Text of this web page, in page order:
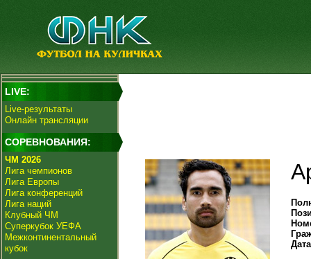
LIVE:
Live-результаты
Онлайн трансляции
СОРЕВНОВАНИЯ:
ЧМ 2026
Лига чемпионов
Лига Европы
Лига конференций
Лига наций
Клубный ЧМ
Суперкубок УЕФА
Межконтинентальный
кубок